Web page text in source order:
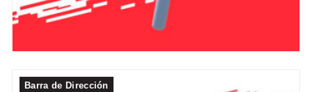
Barra de Dirección